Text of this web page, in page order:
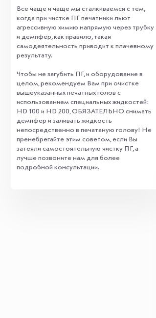
Все чаще и чаще мы сталкиваемся с тем,
когда при чистке ПГ печатники льют
агрессивную химию напрямую через трубку
и демпфер, как правило, такая
самодеятельность приводит к плачевному
результату.
Чтобы не загубить ПГ, и оборудование в
целом, рекомендуем Вам при очистке
вышеуказанных печатных голов с
использованием специальных жидкостей:
HD 100 и HD 200, ОБЯЗАТЕЛЬНО снимать
демпфер и заливать жидкость
непосредственно в печатаную голову! Не
пренебрегайте этим советом, если Вы
затеяли самостоятельную чистку ПГ, а
лучше позвоните нам для более
подробной консультации.